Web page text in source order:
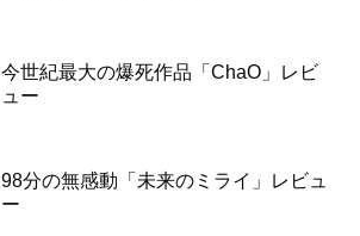
今世紀最大の爆死作品「ChaO」レビ
ュー
98分の無感動「未来のミライ」レビュ
ー